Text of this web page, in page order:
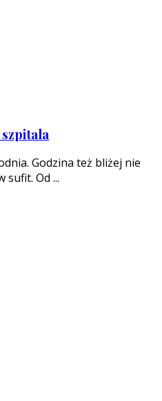
Godzina też bliżej nie
sufit. Od ...